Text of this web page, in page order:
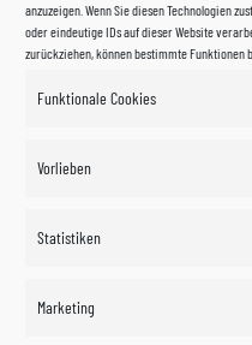
anzuzeigen. Wenn Sie diesen Technologien
oder eindeutige IDs auf dieser Website
zurückziehen, können bestimmte Funktionen
Funktionale Cookies
Vorlieben
Statistiken
Marketing